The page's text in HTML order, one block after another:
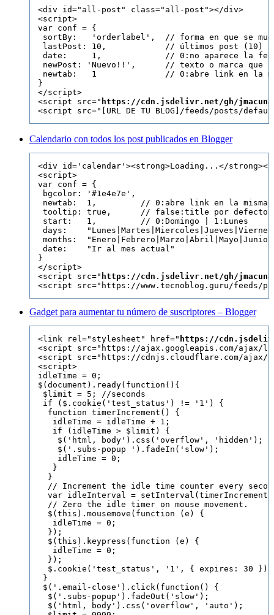
<div id="all-post" class="all-post"></div>
<script>
var conf = {
sortBy:   'orderlabel',  // forma en que se
lastPost: 10,            // últimos post (10) a
date:     1,             // 0:no aparece la fecha
newPost: 'Nuevo!!',      // texto o marca que
newtab:   1              // 0:abre link en la
}
</script>
<script src=" https://cdn.jsdelivr.net/gh/
Calendario con todos los post publicados en Blogger
<div id='calendar'><strong>Loading...</strong></
<script>
var conf = {
bgcolor: '#1e4e7e',
newtab:  1,         // 0:abre link en la misma
tooltip: true,      // false:title por defecto |
start:   1,         // 0:Domingo | 1:Lunes
days:
months:
date:    "Ir al mes actual"
}
</script>
<script src=" https://cdn.jsdelivr.net/gh/
Gadget para aumentar tu número de suscriptores – Blogger
<link rel="stylesheet" href=" https://
<script src="https://ajax.googleapis.com/ajax/
<script src="https://cdnjs.cloudflare.com/
<script>
idleTime = 0;
$(document).ready(function(){
$limit = 5; //seconds
if ($.cookie('test_status') != '1') {
  function timerIncrement() {
   idleTime = idleTime + 1;
   if (idleTime > $limit) {
    $('html, body').css('overflow', 'hidden');
    $('.subs-popup ').fadeIn('slow');
    idleTime = 0;
   }
  }
// Increment the idle time counter every
var idleInterval =
  // Zero the idle timer on mouse movement.
  $(this).mousemove(function (e) {
   idleTime = 0;
  });
  $(this).keypress(function (e) {
   idleTime = 0;
  });
  $.cookie('test_status', '1', { expires: 30 });
}
$('.email-close').click(function() {
  $('.subs-popup').fadeOut('slow');
  $('html, body').css('overflow', 'auto');